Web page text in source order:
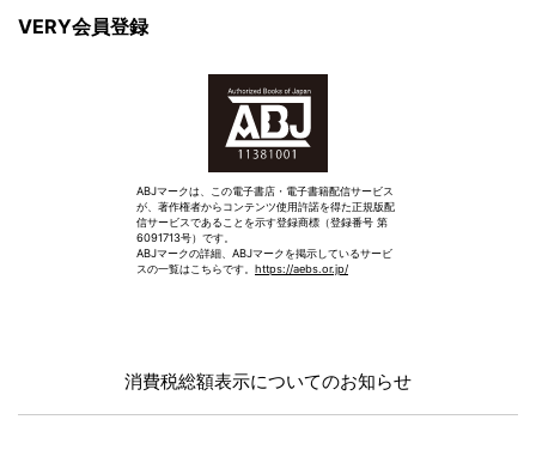
VERY会員登録
ABJマークは、この電子書店・電子書籍配信サービス
が、著作権者からコンテンツ使用許諾を得た正規版配
信サービスであることを示す登録商標（登録番号 第
6091713号）です。
ABJマークの詳細、ABJマークを掲示しているサービ
スの一覧はこちらです。 https://aebs.or.jp/
消費税総額表示についてのお知らせ